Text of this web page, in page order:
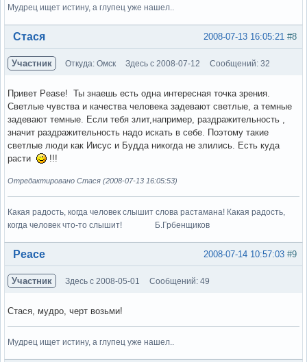
Мудрец ищет истину, а глупец уже нашел..
Вне форума #8
2008-07-13 16:05:21
Стася
Участник Откуда: Омск Здесь с 2008-07-12 Сообщений: 32
Привет Pease! Ты знаешь есть одна интересная точка зрения.
Светлые чувства и качества человека задевают светлые, а темные
задевают темные. Если тебя злит,например, раздражительность ,
значит раздражительность надо искать в себе. Поэтому такие
светлые люди как Иисус и Будда никогда не злились. Есть куда
расти
!!!
Отредактировано Стася (2008-07-13 16:05:53)
Какая радость, когда человек слышит слова растамана! Какая радость,
когда человек что-то слышит! Б.Грбенщиков
Вне форума #9
2008-07-14 10:57:03
Peace
Участник Здесь с 2008-05-01 Сообщений: 49
Стася, мудро, черт возьми!
Мудрец ищет истину, а глупец уже нашел..